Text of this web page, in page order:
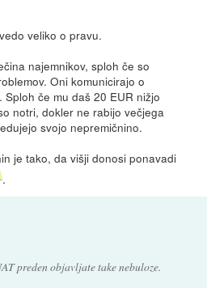
veliko o pravu.
najemnikov, sploh če so
Oni komunicirajo o
če mu daš 20 EUR nižjo
notri, dokler ne rabijo večjega
svojo nepremičnino.
je tako, da višji donosi ponavadi
.
preden objavljate take nebuloze.